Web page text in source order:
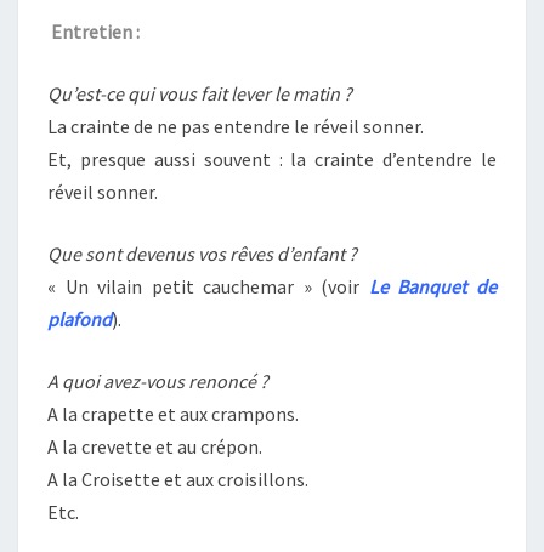
Entretien :
Qu’est-ce qui vous fait lever le matin ?
La crainte de ne pas entendre le réveil sonner.
Et, presque aussi souvent : la crainte d’entendre le
réveil sonner.
Que sont devenus vos rêves d’enfant ?
« Un vilain petit cauchemar » (voir Le Banquet de
plafond).
A quoi avez-vous renoncé ?
A la crapette et aux crampons.
A la crevette et au crépon.
A la Croisette et aux croisillons.
Etc.